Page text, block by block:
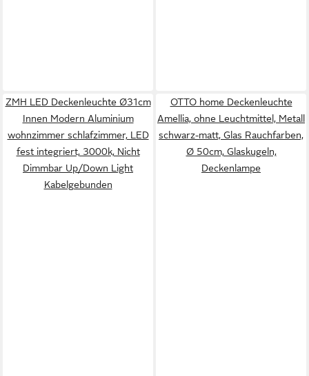
ZMH LED Deckenleuchte Ø31cm
Innen Modern Aluminium
wohnzimmer schlafzimmer, LED
fest integriert, 3000k, Nicht
Dimmbar Up/Down Light
Kabelgebunden
OTTO home Deckenleuchte
Amellia, ohne Leuchtmittel, Metall
schwarz-matt, Glas Rauchfarben,
Ø 50cm, Glaskugeln,
Deckenlampe